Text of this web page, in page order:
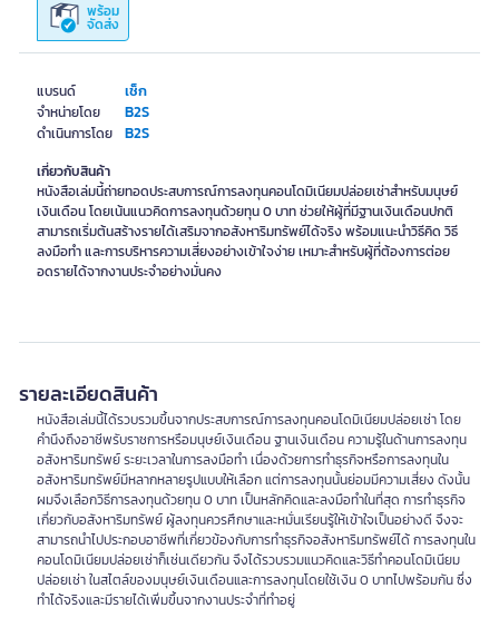
แบรนด์ เช็ก
จำหน่ายโดย B2S
ดำเนินการโดย B2S
พร้อม
จัดส่ง
เกี่ยวกับสินค้า
หนังสือเล่มนี้ถ่ายทอดประสบการณ์การลงทุนคอนโดมิเนียมปล่อยเช่าสำหรับมนุษย์
เงินเดือน โดยเน้นแนวคิดการลงทุนด้วยทุน 0 บาท ช่วยให้ผู้ที่มีฐานเงินเดือนปกติ
สามารถเริ่มต้นสร้างรายได้เสริมจากอสังหาริมทรัพย์ได้จริง พร้อมแนะนำวิธีคิด วิธี
ลงมือทำ และการบริหารความเสี่ยงอย่างเข้าใจง่าย เหมาะสำหรับผู้ที่ต้องการต่อย
อดรายได้จากงานประจำอย่างมั่นคง
รายละเอียดสินค้า
หนังสือเล่มนี้ได้รวบรวมขึ้นจากประสบการณ์การลงทุนคอนโดมิเนียมปล่อยเช่า โดย
คำนึงถึงอาชีพรับราชการหรือมนุษย์เงินเดือน ฐานเงินเดือน ความรู้ในด้านการลงทุน
อสังหาริมทรัพย์ ระยะเวลาในการลงมือทำ เนื่องด้วยการทำธุรกิจหรือการลงทุนใน
อสังหาริมทรัพย์มีหลากหลายรูปแบบให้เลือก แต่การลงทุนนั้นย่อมมีความเสี่ยง ดังนั้น
ผมจึงเลือกวิธีการลงทุนด้วยทุน 0 บาท เป็นหลักคิดและลงมือทำในที่สุด การทำธุรกิจ
เกี่ยวกับอสังหาริมทรัพย์ ผู้ลงทุนควรศึกษาและหมั่นเรียนรู้ให้เข้าใจเป็นอย่างดี จึงจะ
สามารถนำไปประกอบอาชีพที่เกี่ยวข้องกับการทำธุรกิจอสังหาริมทรัพย์ได้ การลงทุนใน
คอนโดมิเนียมปล่อยเช่าก็เช่นเดียวกัน จึงได้รวบรวมแนวคิดและวิธีทำคอนโดมิเนียม
ปล่อยเช่า ในสไตล์ของมนุษย์เงินเดือนและการลงทุนโดยใช้เงิน 0 บาทไปพร้อมกัน ซึ่ง
ทำได้จริงและมีรายได้เพิ่มขึ้นจากงานประจำที่ทำอยู่